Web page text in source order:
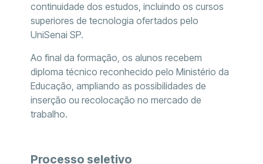
continuidade dos estudos, incluindo os cursos
superiores de tecnologia ofertados pelo
UniSenai SP.
Ao final da formação, os alunos recebem
diploma técnico reconhecido pelo Ministério da
Educação, ampliando as possibilidades de
inserção ou recolocação no mercado de
trabalho.
Processo seletivo